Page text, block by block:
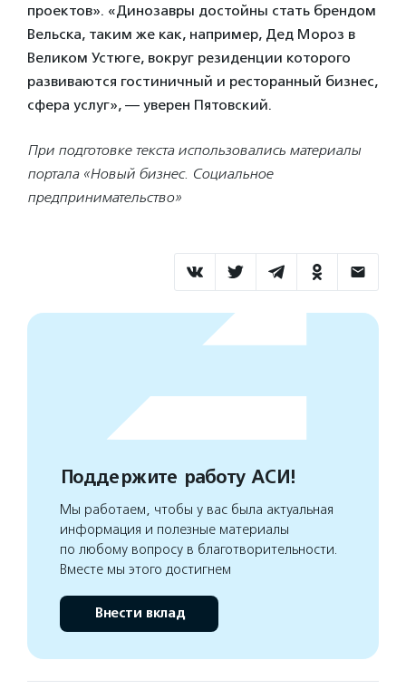
проектов». «Динозавры достойны стать брендом
Вельска, таким же как, например, Дед Мороз в
Великом Устюге, вокруг резиденции которого
развиваются гостиничный и ресторанный бизнес,
сфера услуг», — уверен Пятовский.
При подготовке текста использовались материалы
портала «Новый бизнес. Социальное
предпринимательство»
Поддержите работу АСИ!
Мы работаем, чтобы у вас была актуальная
информация и полезные материалы
по любому вопросу в благотворительности.
Вместе мы этого достигнем
Внести вклад